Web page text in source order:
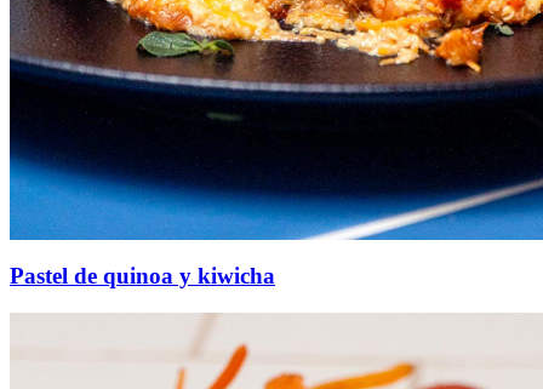
Pastel de quinoa y kiwicha